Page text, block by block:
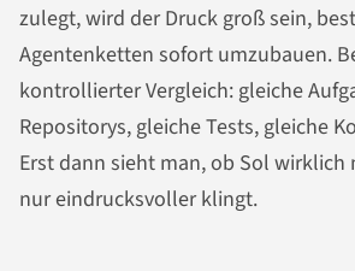
zulegt, wird der Druck groß sein,
Agentenketten sofort umzubauen.
kontrollierter Vergleich: gleiche
Repositorys, gleiche Tests, gleiche
Erst dann sieht man, ob Sol
nur eindrucksvoller klingt.